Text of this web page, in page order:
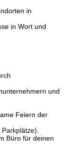
in
in Wort und
und
Feiern der
Büro für deinen